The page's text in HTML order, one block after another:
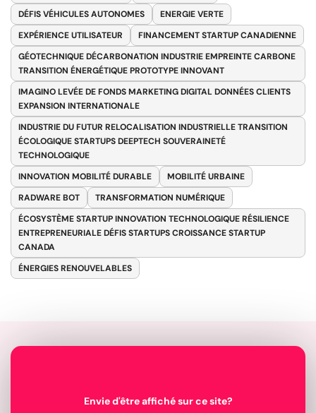
DÉFIS VÉHICULES AUTONOMES
ENERGIE VERTE
EXPÉRIENCE UTILISATEUR
FINANCEMENT STARTUP CANADIENNE
GÉOTECHNIQUE DÉCARBONATION INDUSTRIE EMPREINTE CARBONE
TRANSITION ÉNERGÉTIQUE PROTOTYPE INNOVANT
IMAGINO LEVÉE DE FONDS MARKETING DIGITAL DONNÉES CLIENTS
EXPANSION INTERNATIONALE
INDUSTRIE DU FUTUR RELOCALISATION INDUSTRIELLE TRANSITION
ÉCOLOGIQUE STARTUPS DEEPTECH SOUVERAINETÉ
TECHNOLOGIQUE
INNOVATION MOBILITÉ DURABLE
MOBILITÉ URBAINE
RADWARE BOT
TRANSFORMATION NUMÉRIQUE
ÉCOSYSTÈME STARTUP INNOVATION TECHNOLOGIQUE RÉSILIENCE
ENTREPRENEURIALE DÉFIS STARTUPS CROISSANCE STARTUP
CANADA
ÉNERGIES RENOUVELABLES
Envie d'être affiché sur ce site?